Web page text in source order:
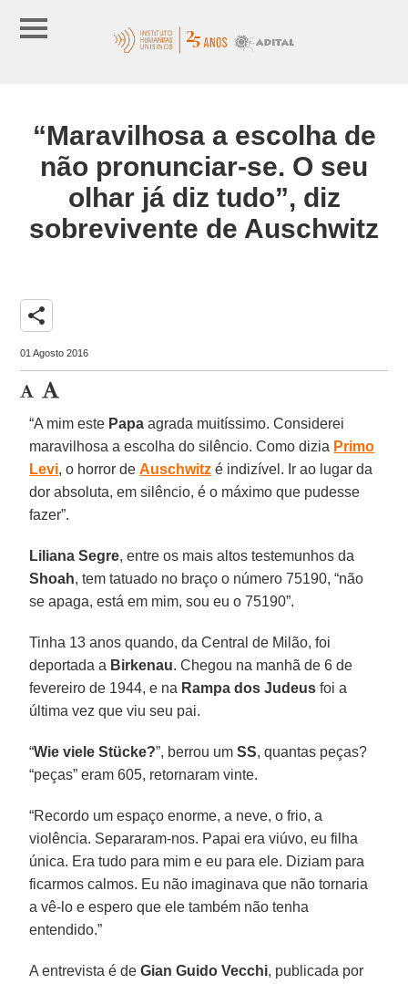
“Maravilhosa a escolha de
não pronunciar-se. O seu
olhar já diz tudo”, diz
sobrevivente de Auschwitz
share
01 Agosto 2016
“A mim este Papa agrada muitíssimo. Considerei
maravilhosa a escolha do silêncio. Como dizia Primo
Levi, o horror deAuschwitz é indizível. Ir ao lugar da
dor absoluta, em silêncio, é o máximo que pudesse
fazer”.
Liliana Segre, entre os mais altos testemunhos da
Shoah, tem tatuado no braço o número 75190, “não
se apaga, está em mim, sou eu o 75190”.
Tinha 13 anos quando, da Central de Milão, foi
deportada a Birkenau. Chegou na manhã de 6 de
fevereiro de 1944, e na Rampa dos Judeus foi a
última vez que viu seu pai.
“Wie viele Stücke?”, berrou umSS, quantas peças?
“peças” eram 605, retornaram vinte.
“Recordo um espaço enorme, a neve, o frio, a
violência. Separaram-nos. Papai era viúvo, eu filha
única. Era tudo para mim e eu para ele. Diziam para
ficarmos calmos. Eu não imaginava que não tornaria
a vê-lo e espero que ele também não tenha
entendido.”
A entrevista é deGian Guido Vecchi, publicada por